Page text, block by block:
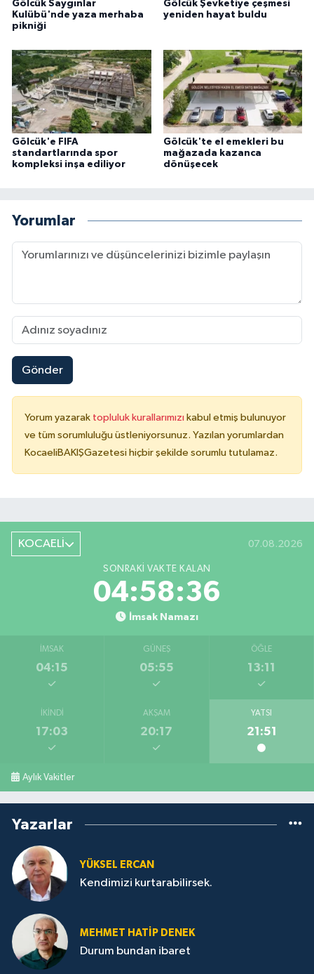
Gölcük Saygınlar
Kulübü'nde yaza merhaba
pikniği
Gölcük Şevketiye çeşmesi
yeniden hayat buldu
Gölcük'e FIFA
standartlarında spor
kompleksi inşa ediliyor
Gölcük'te el emekleri bu
mağazada kazanca
dönüşecek
Yorumlar
Gönder
Yorum yazarak topluluk kurallarımızı kabul etmiş bulunuyor
ve tüm sorumluluğu üstleniyorsunuz. Yazılan yorumlardan
KocaeliBAKIŞGazetesi hiçbir şekilde sorumlu tutulamaz.
KOCAELİ 07.08.2026
SONRAKI VAKTE KALAN
04:58:35
İmsak Namazı
İMSAK
04:15
GÜNEŞ
05:55
ÖĞLE
13:11
İKINDI
17:03
AKŞAM
20:17
YATSI
21:51
Aylık Vakitler
Yazarlar
YÜKSEL ERCAN
Kendimizi kurtarabilirsek.
MEHMET HATİP DENEK
Durum bundan ibaret